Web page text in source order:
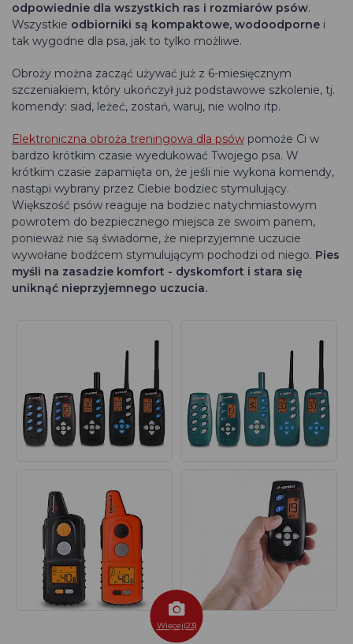
odpowiednie dla wszystkich ras i rozmiarów psów.
Wszystkie odbiorniki są kompaktowe, wodoodporne i
tak wygodne dla psa, jak to tylko możliwe.
Obroży można zacząć używać już z 6-miesięcznym
szczeniakiem, który ukończył już podstawowe szkolenie, tj.
komendy: siad, leżeć, zostań, waruj, nie wolno itp.
Elektroniczna obroża treningowa dla psów pomoże Ci w
bardzo krótkim czasie wyedukować Twojego psa. W
krótkim czasie zapamięta on, że jeśli nie wykona komendy,
nastąpi wybrany przez Ciebie bodziec stymulujący.
Większość psów reaguje na bodziec natychmiastowym
powrotem do bezpiecznego miejsca ze swoim panem,
ponieważ nie są świadome, że nieprzyjemne uczucie
wywołane bodźcem stymulującym pochodzi od niego. Pies
myśli na zasadzie komfort - dyskomfort i stara się
uniknąć nieprzyjemnego uczucia.
Więcej(23)